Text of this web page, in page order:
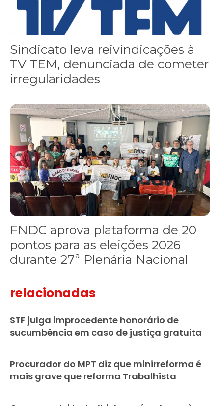
Sindicato leva reivindicações à
TV TEM, denunciada de cometer
irregularidades
FNDC aprova plataforma de 20 pontos para as eleições 2026
FNDC aprova plataforma de 20
pontos para as eleições 2026
durante 27ª Plenária Nacional
relacionadas
STF julga improcedente honorário de
sucumbência em caso de justiça gratuita
Procurador do MPT diz que minirreforma é
mais grave que reforma Trabalhista